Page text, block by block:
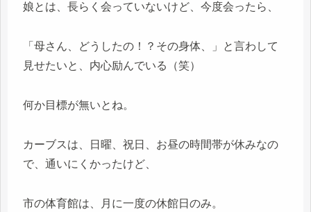
娘とは、長らく会っていないけど、今度会ったら、
「母さん、どうしたの！？その身体、」と言わして
見せたいと、内心励んでいる（笑）
何か目標が無いとね。
カーブスは、日曜、祝日、お昼の時間帯が休みなの
で、通いにくかったけど、
市の体育館は、月に一度の休館日のみ。